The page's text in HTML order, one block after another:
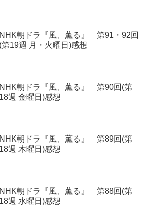
NHK朝ドラ『風、薫る』 第91・92回
(第19週 月・火曜日)感想
NHK朝ドラ『風、薫る』 第90回(第
18週 金曜日)感想
NHK朝ドラ『風、薫る』 第89回(第
18週 木曜日)感想
NHK朝ドラ『風、薫る』 第88回(第
18週 水曜日)感想